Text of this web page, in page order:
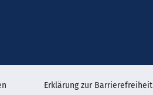
Erklärung zur Barrierefreiheit